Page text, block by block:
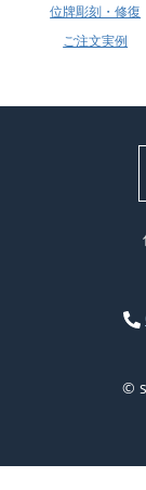
位牌彫刻・修復
ご注文実例
©